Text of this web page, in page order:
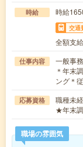
時給 時給
交通
全額支給
仕事内容
一般事務
＊年末
ング＊
応募資格
職種未
★年末
職場の雰囲気